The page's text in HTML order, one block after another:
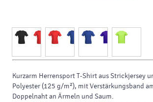
Kurzarm Herrensport T-Shirt aus Strickjersey
Polyester (125 g/m²), mit Verstärkungsband
Doppelnaht an Ärmeln und Saum.